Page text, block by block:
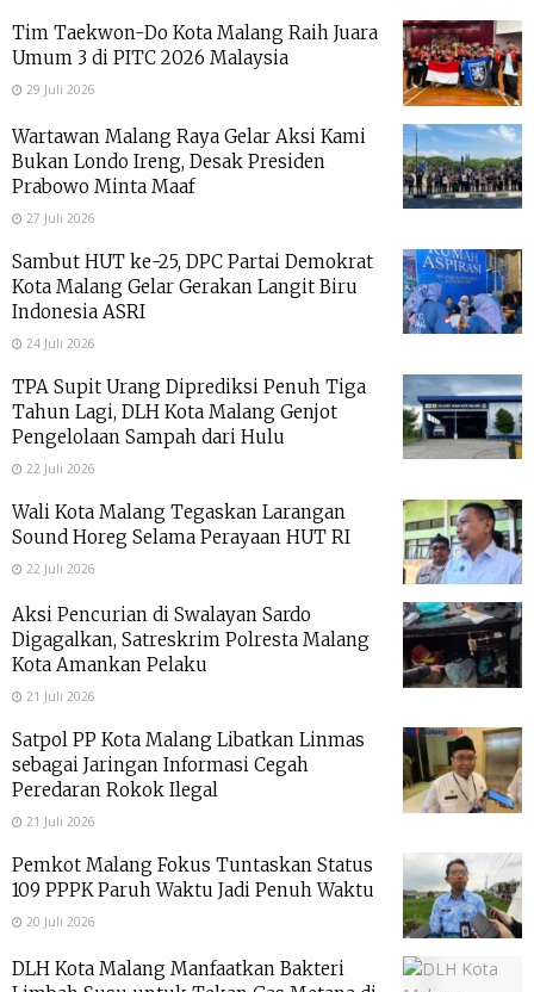
Tim Taekwon-Do Kota Malang Raih Juara
Umum 3 di PITC 2026 Malaysia
29 Juli 2026
Wartawan Malang Raya Gelar Aksi Kami
Bukan Londo Ireng, Desak Presiden
Prabowo Minta Maaf
27 Juli 2026
Sambut HUT ke-25, DPC Partai Demokrat
Kota Malang Gelar Gerakan Langit Biru
Indonesia ASRI
24 Juli 2026
TPA Supit Urang Diprediksi Penuh Tiga
Tahun Lagi, DLH Kota Malang Genjot
Pengelolaan Sampah dari Hulu
22 Juli 2026
Wali Kota Malang Tegaskan Larangan
Sound Horeg Selama Perayaan HUT RI
22 Juli 2026
Aksi Pencurian di Swalayan Sardo
Digagalkan, Satreskrim Polresta Malang
Kota Amankan Pelaku
21 Juli 2026
Satpol PP Kota Malang Libatkan Linmas
sebagai Jaringan Informasi Cegah
Peredaran Rokok Ilegal
21 Juli 2026
Pemkot Malang Fokus Tuntaskan Status
109 PPPK Paruh Waktu Jadi Penuh Waktu
20 Juli 2026
DLH Kota Malang Manfaatkan Bakteri